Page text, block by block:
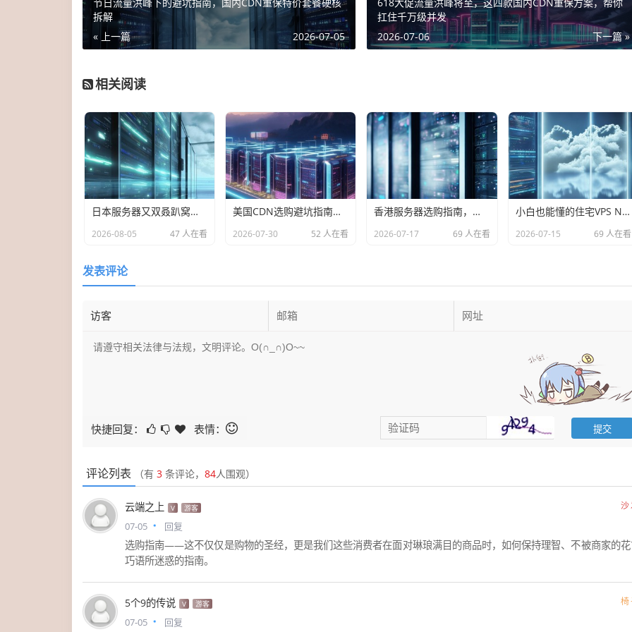
拆解
« 上一篇
2026-07-05
扛住千万级并发
下一篇 »
2026-07-06
相关阅读
日本服务器又双叒趴窝了？这份防翻车选购指南，比东京塔还靠谱
2026-08-05 47 人在看
美国CDN选购避坑指南，从xMatters到实战，小白也能选对！
2026-07-30 52 人在看
香港服务器选购指南，从入门到精通，轻松锁定你的专属方案
2026-07-17 69 人在看
小白也能懂的住宅VPS NAS选购指南，省心省钱不翻车
2026-07-15 69 人在看
发表评论
快捷回复： 表情：
评论列表 （有 3 条评论， 84人围观）
云端之上 V 游客 沙
07-05 回复
选购指南——这不仅仅是购物的圣经，更是我们这些消费者在面对琳琅满目的商品时，如何保持理智、不被商家的
巧语所迷惑的指南。
5个9的传说 V 游客 椅
07-05 回复